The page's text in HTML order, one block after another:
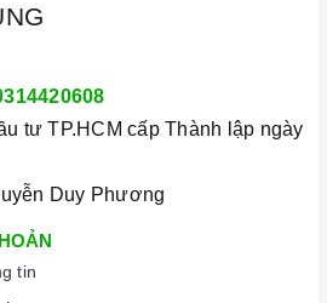
việc này khi
bảo an toàn.
cất giữ cẩn thận và bảo quản mặt
xước, ảnh hưởng đến cảm ứngbếp
bếp
và giữ vệ sinh sạch sẽ để đảm
tư TP.HCM cấp Thành lập ngày
Duy Phương
tin